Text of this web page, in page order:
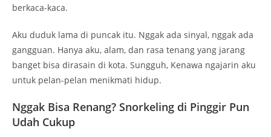
Udah Cukup
Jujur, aku nggak jago berenang. Tapi air laut di sekitar Pulau
Kenawa tenang banget. Bahkan dari dermaga, kita bisa lihat
ikan-ikan kecil dan karang warna-warni. Tanpa harus
nyelam jauh, aku bisa snorkeling santai di pinggiran.
Kalau kamu suka freediving, makin dalam makin cantik. Tapi
buat yang mau aman dan tetap puas, bawa pelampung dan